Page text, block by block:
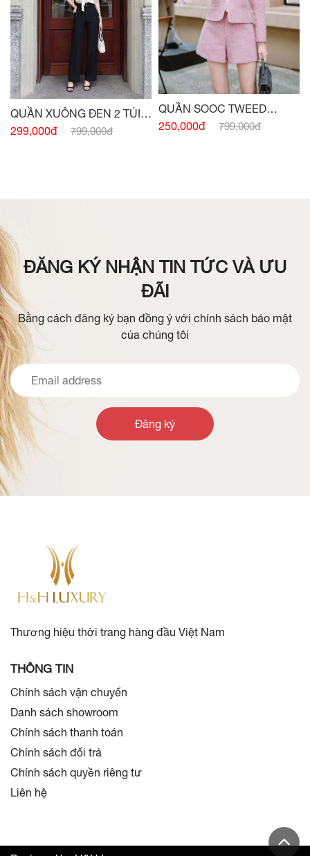
QUẦN XUÔNG ĐEN 2 TÚI
TRƯỚC
299,000đ 799,000đ
QUẦN SOOC TWEED
HỒNG
250,000đ 799,000đ
ĐĂNG KÝ NHẬN TIN TỨC VÀ ƯU
ĐÃI
Bằng cách đăng ký bạn đồng ý với chính sách bảo mật
của chúng tôi
Đăng ký
Thương hiệu thời trang hàng đầu Việt Nam
THÔNG TIN
Chính sách vận chuyển
Danh sách showroom
Chính sách thanh toán
Chính sách đổi trả
Chính sách quyền riêng tư
Liên hệ